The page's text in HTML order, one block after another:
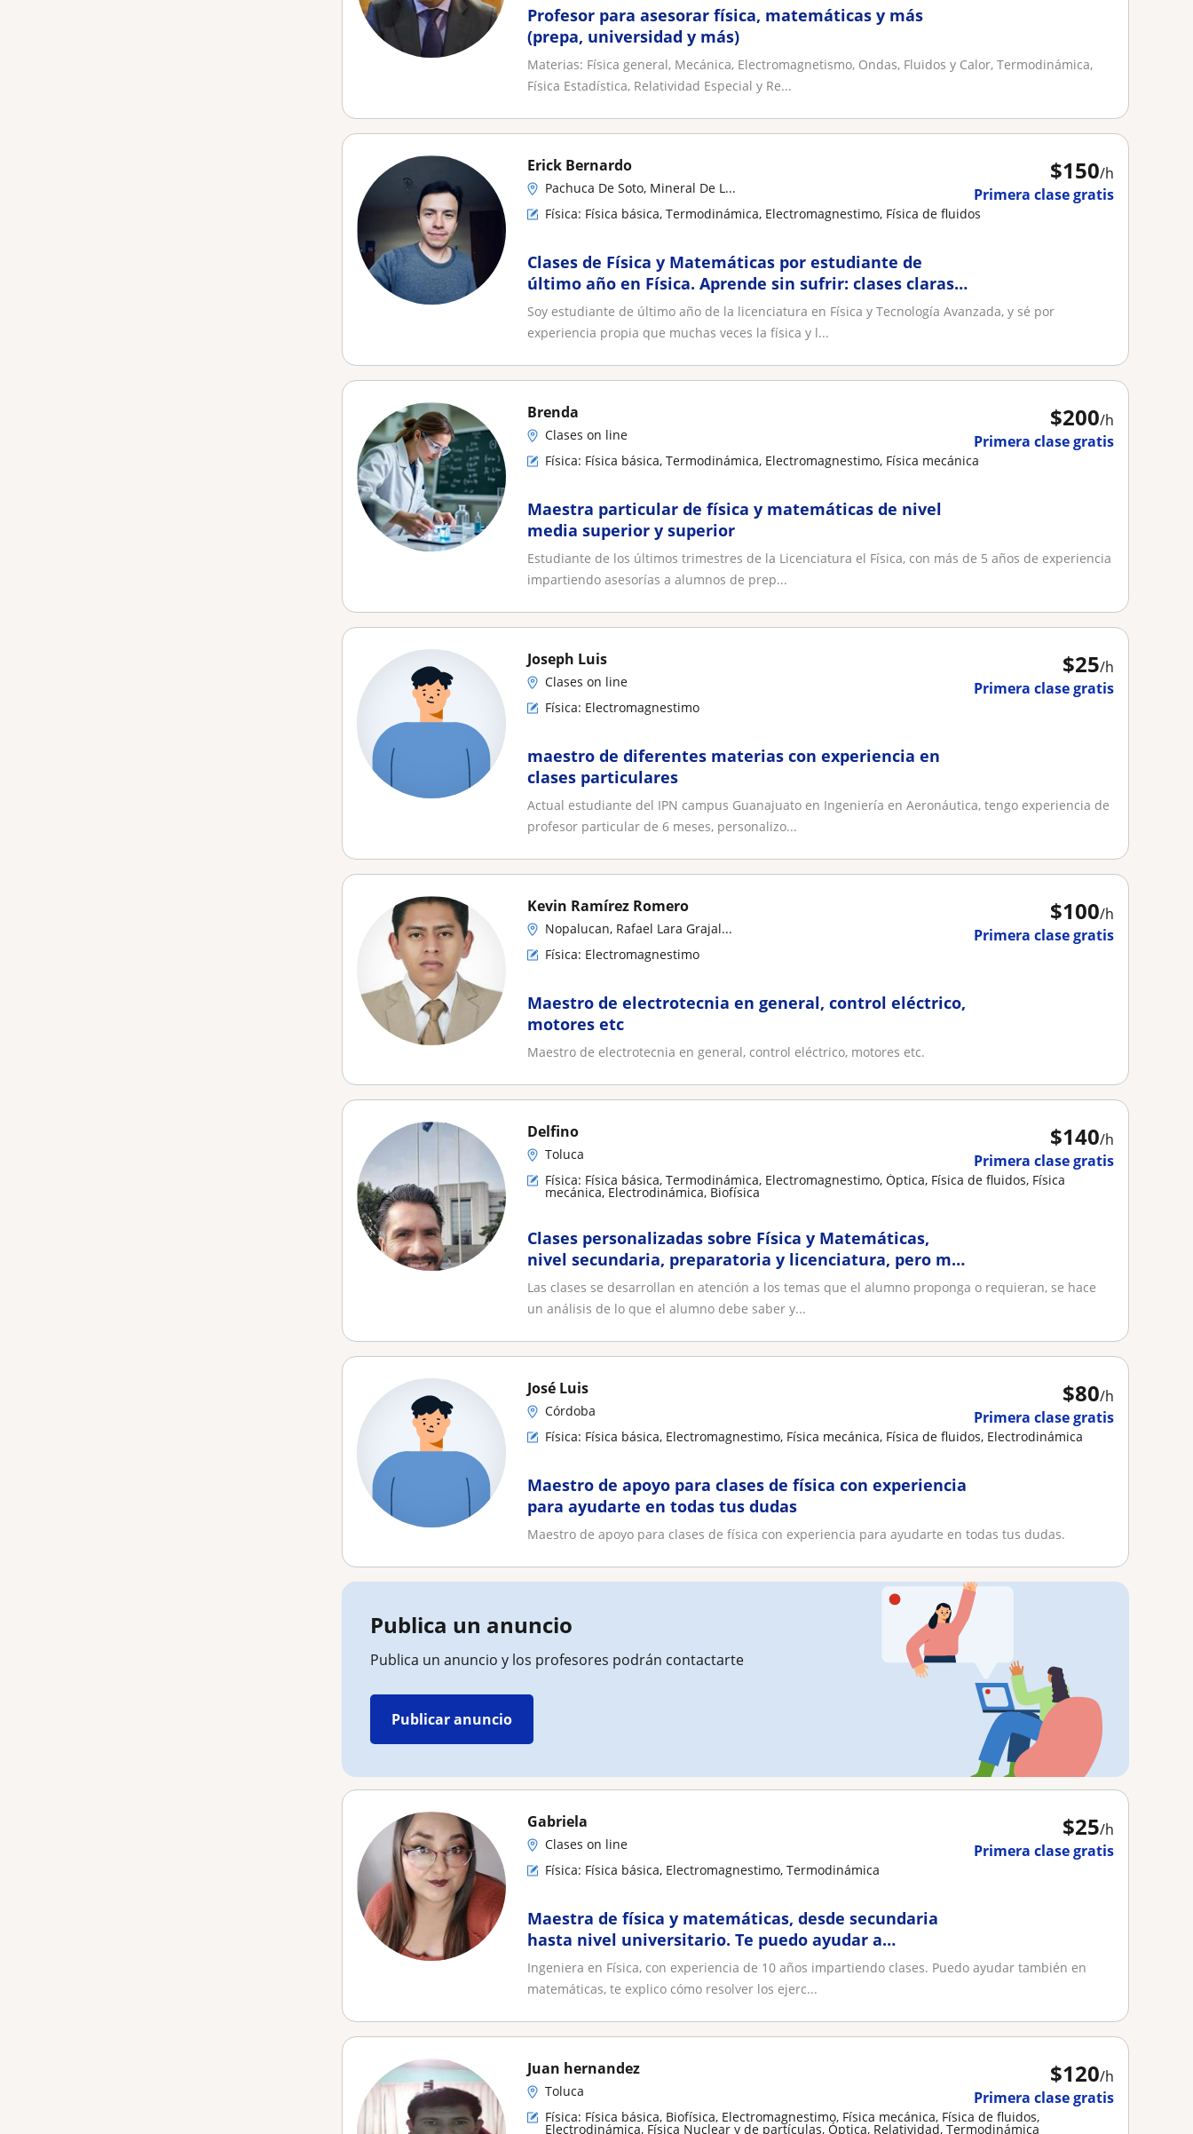
Profesor para asesorar física, matemáticas y más
(prepa, universidad y más)
Materias: Física general, Mecánica, Electromagnetismo, Ondas, Fluidos y Calor, Termodinámica,
Física Estadística, Relatividad Especial y Re...
$150/h
Primera clase gratis
Erick Bernardo
Pachuca De Soto, Mineral De L...
Física: Física básica, Termodinámica, Electromagnestimo, Física de fluidos
Clases de Física y Matemáticas por estudiante de
último año en Física. Aprende sin sufrir: clases claras,
pacientes y efectivas
Soy estudiante de último año de la licenciatura en Física y Tecnología Avanzada, y sé por
experiencia propia que muchas veces la física y l...
$200/h
Primera clase gratis
Brenda
Clases on line
Física: Física básica, Termodinámica, Electromagnestimo, Física mecánica
Maestra particular de física y matemáticas de nivel
media superior y superior
Estudiante de los últimos trimestres de la Licenciatura el Física, con más de 5 años de experiencia
impartiendo asesorías a alumnos de prep...
$25/h
Primera clase gratis
Joseph Luis
Clases on line
Física: Electromagnestimo
maestro de diferentes materias con experiencia en
clases particulares
Actual estudiante del IPN campus Guanajuato en Ingeniería en Aeronáutica, tengo experiencia de
profesor particular de 6 meses, personalizo...
$100/h
Primera clase gratis
Kevin Ramírez Romero
Nopalucan, Rafael Lara Grajal...
Física: Electromagnestimo
Maestro de electrotecnia en general, control eléctrico,
motores etc
Maestro de electrotecnia en general, control eléctrico, motores etc.
$140/h
Primera clase gratis
Delfino
Toluca
Física: Física básica, Termodinámica, Electromagnestimo, Óptica, Física de fluidos, Física
mecánica, Electrodinámica, Biofísica
Clases personalizadas sobre Física y Matemáticas,
nivel secundaria, preparatoria y licenciatura, pero más
enfocado en preparatoria
Las clases se desarrollan en atención a los temas que el alumno proponga o requieran, se hace
un análisis de lo que el alumno debe saber y...
$80/h
Primera clase gratis
José Luis
Córdoba
Física: Física básica, Electromagnestimo, Física mecánica, Física de fluidos, Electrodinámica
Maestro de apoyo para clases de física con experiencia
para ayudarte en todas tus dudas
Maestro de apoyo para clases de física con experiencia para ayudarte en todas tus dudas.
Publica un anuncio
Publica un anuncio y los profesores podrán contactarte
Publicar anuncio
$25/h
Primera clase gratis
Gabriela
Clases on line
Física: Física básica, Electromagnestimo, Termodinámica
Maestra de física y matemáticas, desde secundaria
hasta nivel universitario. Te puedo ayudar a
prepararte para tus exámenes
Ingeniera en Física, con experiencia de 10 años impartiendo clases. Puedo ayudar también en
matemáticas, te explico cómo resolver los ejerc...
$120/h
Primera clase gratis
Juan hernandez
Toluca
Física: Física básica, Biofísica, Electromagnestimo, Física mecánica, Física de fluidos,
Electrodinámica, Física Nuclear y de partículas, Óptica, Relatividad, Termodinámica